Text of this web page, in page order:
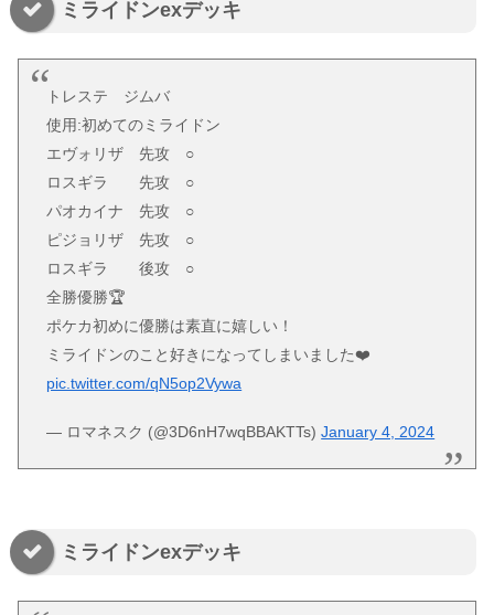
ミライドンexデッキ
トレステ ジムバ
使用:初めてのミライドン
エヴォリザ 先攻 ○
ロスギラ 先攻 ○
パオカイナ 先攻 ○
ピジョリザ 先攻 ○
ロスギラ 後攻 ○
全勝優勝🏆
ポケカ初めに優勝は素直に嬉しい！
ミライドンのこと好きになってしまいました❤️
pic.twitter.com/qN5op2Vywa
— ロマネスク (@3D6nH7wqBBAKTTs)January 4, 2024
ミライドンexデッキ